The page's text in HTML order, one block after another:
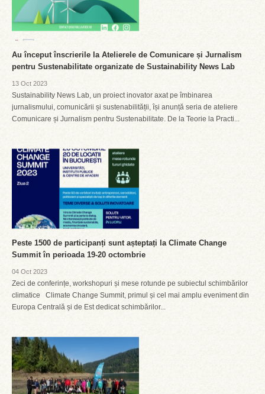
Au început înscrierile la Atelierele de Comunicare și Jurnalism
pentru Sustenabilitate organizate de Sustainability News Lab
13 Oct 2023
Sustainability News Lab, un proiect inovator axat pe îmbinarea
jurnalismului, comunicării și sustenabilității, își anunță seria de ateliere
Comunicare și Jurnalism pentru Sustenabilitate. De la Teorie la Practi...
Peste 1500 de participanți sunt așteptați la Climate Change
Summit în perioada 19-20 octombrie
04 Oct 2023
Zeci de conferințe, workshopuri și mese rotunde pe subiectul schimbărilor
climatice Climate Change Summit, primul și cel mai amplu eveniment din
Europa Centrală și de Est dedicat schimbărilor...